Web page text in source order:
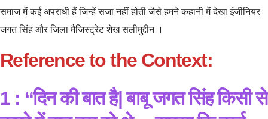
समाज में कई अपराधी हैं जिन्हें सजा नहीं होती जैसे हमने कहानी में देखा इंजीनियर
जगत सिंह और जिला मैजिस्ट्रेट शेख सलीमुद्दीन ।
Reference to the Context:
1 : “दिन की बात है| बाबू जगत सिंह किसी से